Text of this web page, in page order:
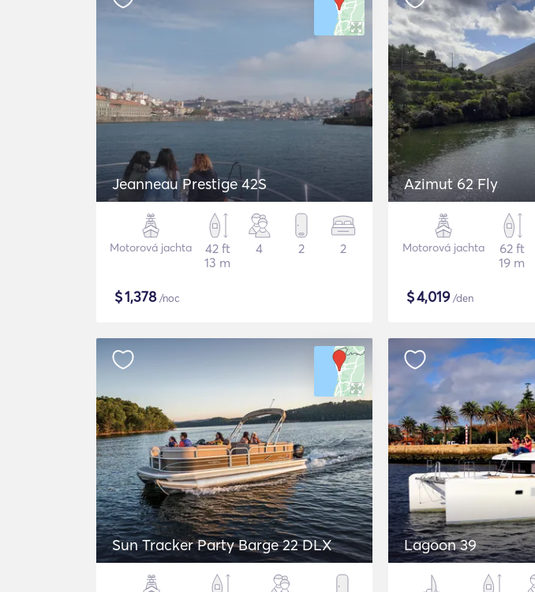
Jeanneau Prestige 42S
Motorová jachta
42 ft
13 m
4 2 2
$1,378/noc
Azimut 62 Fly
Motorová jachta
62 ft
19 m
$4,019/den
Sun Tracker Party Barge 22 DLX Lagoon 39